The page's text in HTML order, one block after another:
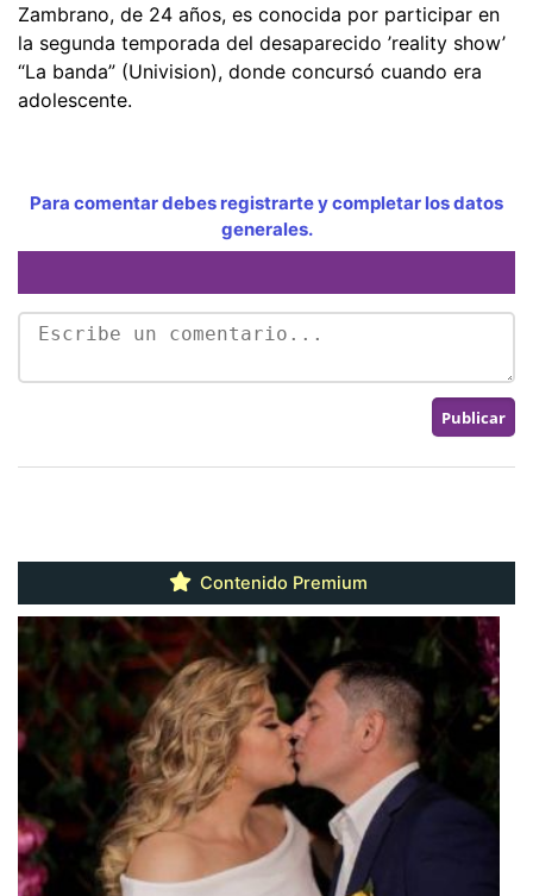
Zambrano, de 24 años, es conocida por participar en
la segunda temporada del desaparecido ’reality show’
“La banda” (Univision), donde concursó cuando era
adolescente.
Para comentar debes registrarte y completar los datos
generales.
Contenido Premium